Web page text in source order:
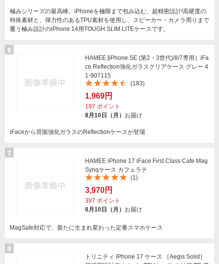
極みシリーズの最高峰。iPhoneを極限まで包み込む、超精密設計!高硬度の
特殊素材と、弾力性のあるTPU素材を使用し、スピーカー・カメラ周りまで
覆う極み設計のiPhone 14用TOUGH SLIM LITEケースです。
6
HAMEE [iPhone SE (第2・3世代)/8/7専用］iFa
ce Reflection強化ガラスクリアケース グレー 4
1-907115
(183)
1,969円
197 ポイント
8月10日（月） お届け
iFaceから背面強化ガラスのReflectionケースが登場
7
HAMEE iPhone 17 iFace First Class Cafe Mag
Synqケース カフェラテ
(1)
3,970円
397 ポイント
8月10日（月） お届け
MagSafe対応で、新たに生まれ変わった定番スマホケース
8
トリニティ iPhone 17 ケース ［Aegis Solid］